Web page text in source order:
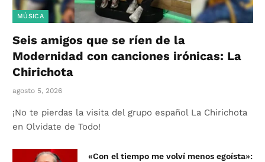
MÚSICA
Seis amigos que se ríen de la
Modernidad con canciones irónicas: La
Chirichota
agosto 5, 2026
¡No te pierdas la visita del grupo español La Chirichota
en Olvidate de Todo!
«Con el tiempo me volví menos egoísta»: